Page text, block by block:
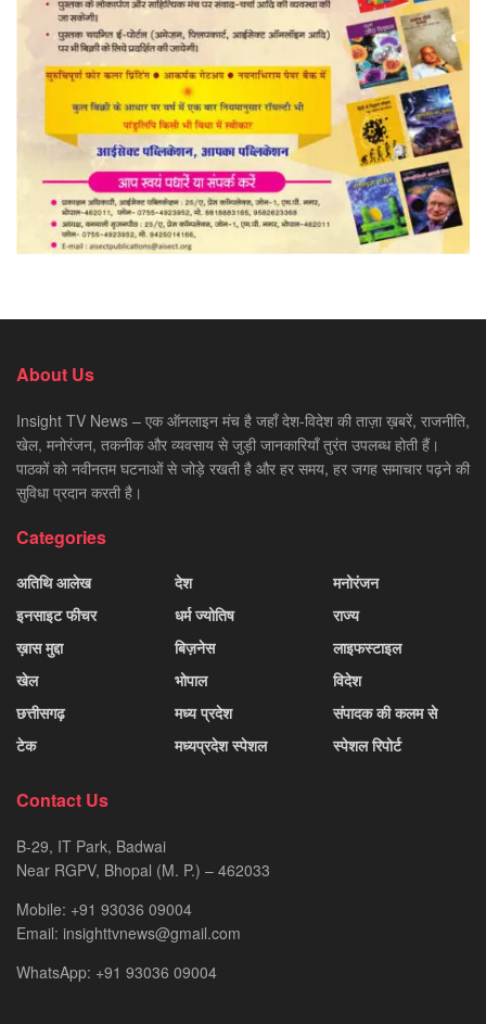
About Us
Insight TV News – एक ऑनलाइन मंच है जहाँ देश-विदेश की ताज़ा ख़बरें, राजनीति,
खेल, मनोरंजन, तकनीक और व्यवसाय से जुड़ी जानकारियाँ तुरंत उपलब्ध होती हैं।
पाठकों को नवीनतम घटनाओं से जोड़े रखती है और हर समय, हर जगह समाचार पढ़ने की
सुविधा प्रदान करती है।
Categories
अतिथि आलेख
इनसाइट फीचर
ख़ास मुद्दा
खेल
छत्तीसगढ़
टेक
देश
धर्म ज्योतिष
बिज़नेस
भोपाल
मध्य प्रदेश
मध्यप्रदेश स्पेशल
मनोरंजन
राज्य
लाइफस्टाइल
विदेश
संपादक की कलम से
स्पेशल रिपोर्ट
Contact Us
B-29, IT Park, Badwai
Near RGPV, Bhopal (M. P.) – 462033
Mobile: +91 93036 09004
Email: insighttvnews@gmail.com
WhatsApp: +91 93036 09004